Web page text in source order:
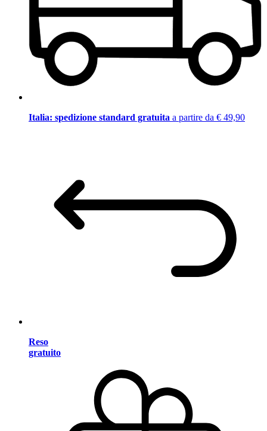
Italia: spedizione standard gratuita a partire da € 49,90
Reso
gratuito